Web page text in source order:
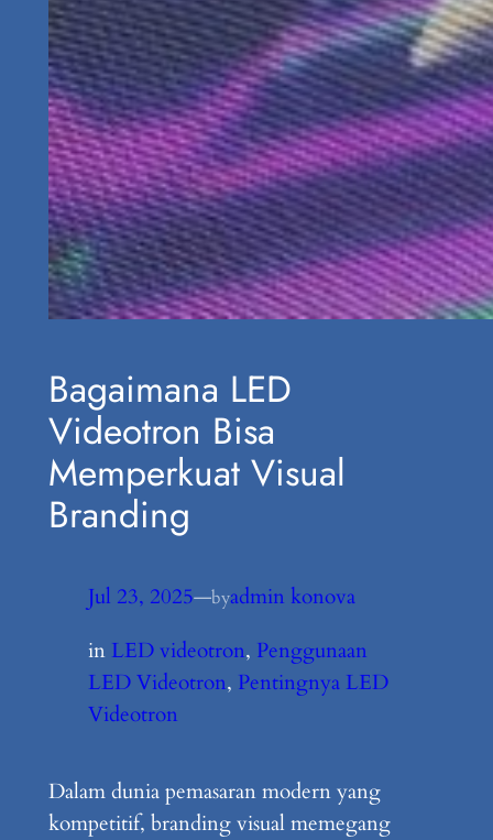
Bagaimana LED
Videotron Bisa
Memperkuat Visual
Branding
Jul 23, 2025—byadmin konova
in LED videotron, Penggunaan
LED Videotron, Pentingnya LED
Videotron
Dalam dunia pemasaran modern yang
kompetitif, branding visual memegang